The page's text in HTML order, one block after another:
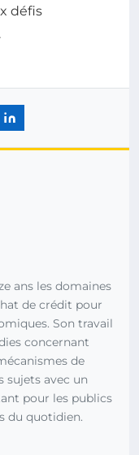
défis
ans les domaines
de crédit pour
Son travail
concernant
de
sujets avec un
pour les publics
du quotidien.